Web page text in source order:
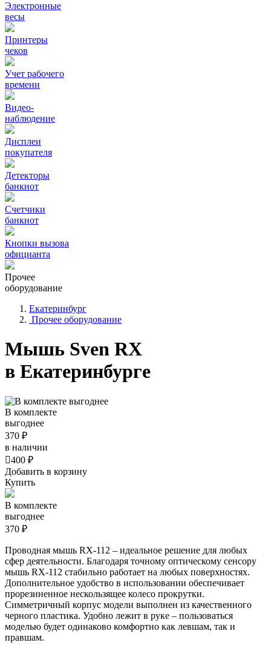
Электронные
весы
Принтеры
чеков
Учет рабочего
времени
Видео‑
наблюдение
Дисплеи
покупателя
Детекторы
банкнот
Счетчики
банкнот
Кнопки вызова
официанта
Прочее
оборудование
Екатеринбург
Прочее оборудование
Мышь Sven RX
в Екатеринбурге
В комплекте
выгоднее
370 ₽
в наличии
400 ₽
Добавить в корзину
Купить
В комплекте
выгоднее
370 ₽
Проводная мышь RX-112 – идеальное решение для любых
сфер деятельности. Благодаря точному оптическому сенсору
мышь RX-112 стабильно работает на любых поверхностях.
Дополнительное удобство в использовании обеспечивает
прорезиненное нескользящее колесо прокрутки.
Симметричный корпус модели выполнен из качественного
черного пластика. Удобно лежит в руке – пользоваться
моделью будет одинаково комфортно как левшам, так и
правшам.